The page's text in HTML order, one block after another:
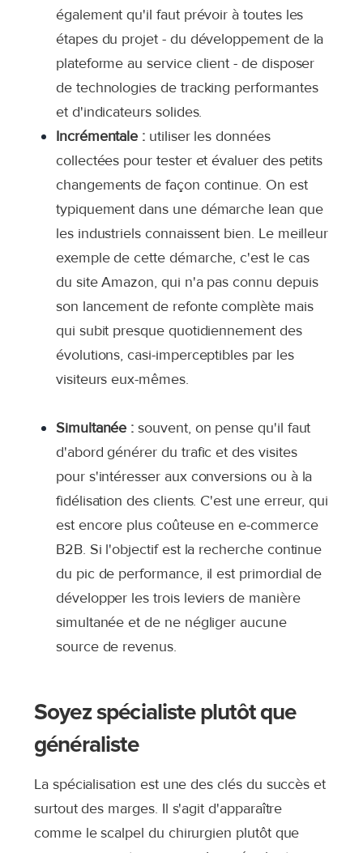
également qu'il faut prévoir à toutes les
étapes du projet - du développement de la
plateforme au service client - de disposer
de technologies de tracking performantes
et d'indicateurs solides.
Incrémentale : utiliser les données
collectées pour tester et évaluer des petits
changements de façon continue. On est
typiquement dans une démarche lean que
les industriels connaissent bien. Le meilleur
exemple de cette démarche, c'est le cas
du site Amazon, qui n'a pas connu depuis
son lancement de refonte complète mais
qui subit presque quotidiennement des
évolutions, casi-imperceptibles par les
visiteurs eux-mêmes.
Simultanée : souvent, on pense qu'il faut
d'abord générer du trafic et des visites
pour s'intéresser aux conversions ou à la
fidélisation des clients. C'est une erreur, qui
est encore plus coûteuse en e-commerce
B2B. Si l'objectif est la recherche continue
du pic de performance, il est primordial de
développer les trois leviers de manière
simultanée et de ne négliger aucune
source de revenus.
Soyez spécialiste plutôt que
généraliste
La spécialisation est une des clés du succès et
surtout des marges. Il s'agit d'apparaître
comme le scalpel du chirurgien plutôt que